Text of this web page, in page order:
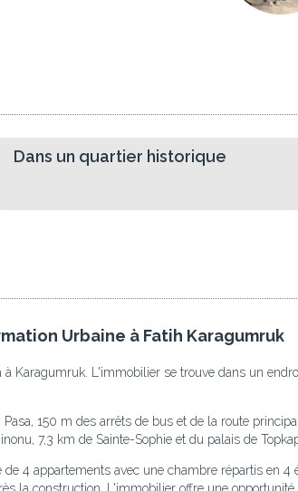
Dans un quartier historique
Urbaine à Fatih Karagumruk
Karagumruk. L'immobilier se trouve dans un
150 m des arrêts de bus et de la route
7,3 km de Sainte-Sophie et du palais de
4 appartements avec une chambre répartis en